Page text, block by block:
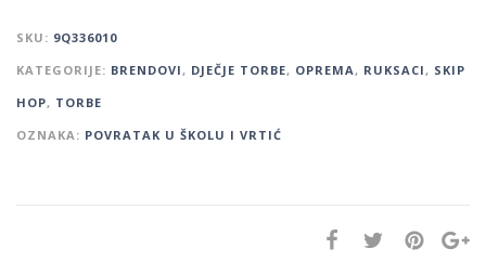
SKU: 9Q336010
KATEGORIJE: BRENDOVI, DJEČJE TORBE, OPREMA, RUKSACI, SKIP
HOP, TORBE
OZNAKA: POVRATAK U ŠKOLU I VRTIĆ